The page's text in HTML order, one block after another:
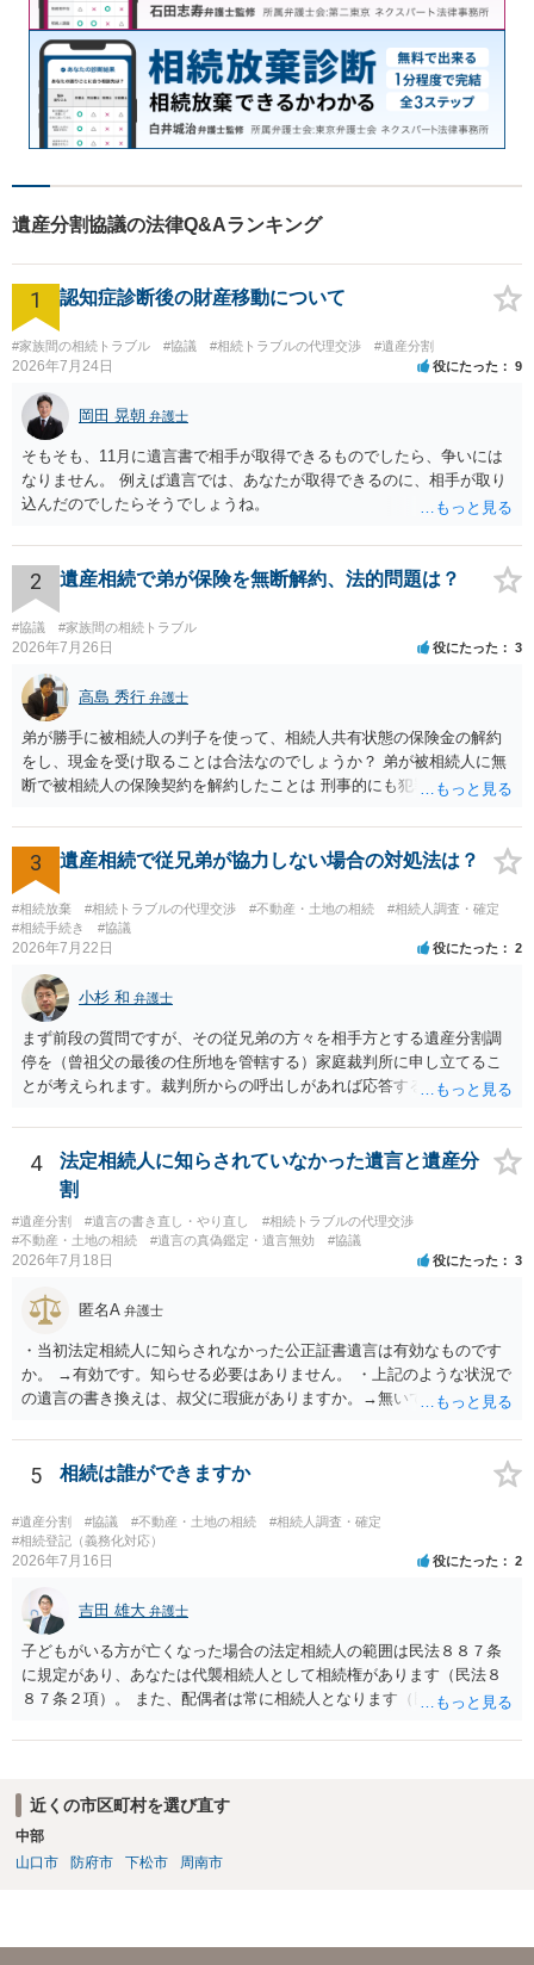
遺産分割協議の法律Q&Aランキング
1 認知症診断後の財産移動について
#家族間の相続トラブル #協議 #相続トラブルの代理交渉 #遺産分割
2026年7月24日 役にたった 9
岡田 晃朝 弁護士
そもそも、11月に遺言書で相手が取得できるものでしたら、争いには
なりません。 例えば遺言では、あなたが取得できるのに、相手が取り
込んだのでしたらそうでしょうね。
2 遺産相続で弟が保険を無断解約、法的問題は？
#協議 #家族間の相続トラブル
2026年7月26日 役にたった 3
高島 秀行 弁護士
弟が勝手に被相続人の判子を使って、相続人共有状態の保険金の解約
をし、現金を受け取ることは合法なのでしょうか？ 弟が被相続人に無
断で被相続人の保険契約を解約したことは 刑事的にも犯罪となる可能
された書類のコピーを取得して、弁護士に面談で詳しい事情を話して
相談 されたら良いと思います。
3 遺産相続で従兄弟が協力しない場合の対処法は？
#相続放棄 #相続トラブルの代理交渉 #不動産・土地の相続
#相続人調査・確定
#相続手続き
#協議
2026年7月22日 役にたった 2
小杉 和 弁護士
まず前段の質問ですが、その従兄弟の方々を相手方とする遺産分割調
停を（曾祖父の最後の住所地を管轄する）家庭裁判所に申し立てるこ
とが考えられます。裁判所からの呼出しがあれば応答する可能性がま
能と思われます。時間が思った以上にないので必要書類をてきぱきと
揃える必要があります。その点是非御注意ください。
4
法定相続人に知らされていなかった遺言と遺産分
割
#遺産分割 #遺言の書き直し・やり直し
#相続トラブルの代理交渉
#不動産・土地の相続
#遺言の真偽鑑定・遺言無効 #協議
2026年7月18日 役にたった 3
匿名A 弁護士
・当初法定相続人に知らされなかった公正証書遺言は有効なものです
か。 →有効です。知らせる必要はありません。 ・上記のような状況で
の遺言の書き換えは、叔父に瑕疵がありますか。→無いです。 ・分割
ますか。 →本人が自由に決められますので、どこが妥当とは言えない
です。客観的な基準もありません。 ・できれば穏やかに、分割を拒否
することはできますか。 →分割を拒否するということは、遺産はいら
ないということでしょうか。遺言で、受取を指定されててもいらない
と拒否することはできます。理由を説明する必要はありません。
5 相続は誰ができますか
#遺産分割 #協議 #不動産・土地の相続
#相続人調査・確定
#相続登記（義務化対応）
2026年7月16日 役にたった 2
吉田 雄大 弁護士
子どもがいる方が亡くなった場合の法定相続人の範囲は民法８８７条
に規定があり、あなたは代襲相続人として相続権があります（民法８
８７条２項）。 また、配偶者は常に相続人となります（民法８９０
も相続権があります。つまり、孫５人に加えて「おじ又はおば」にも
近くの市区町村を選び直す
中部
山口市
防府市 下松市 周南市